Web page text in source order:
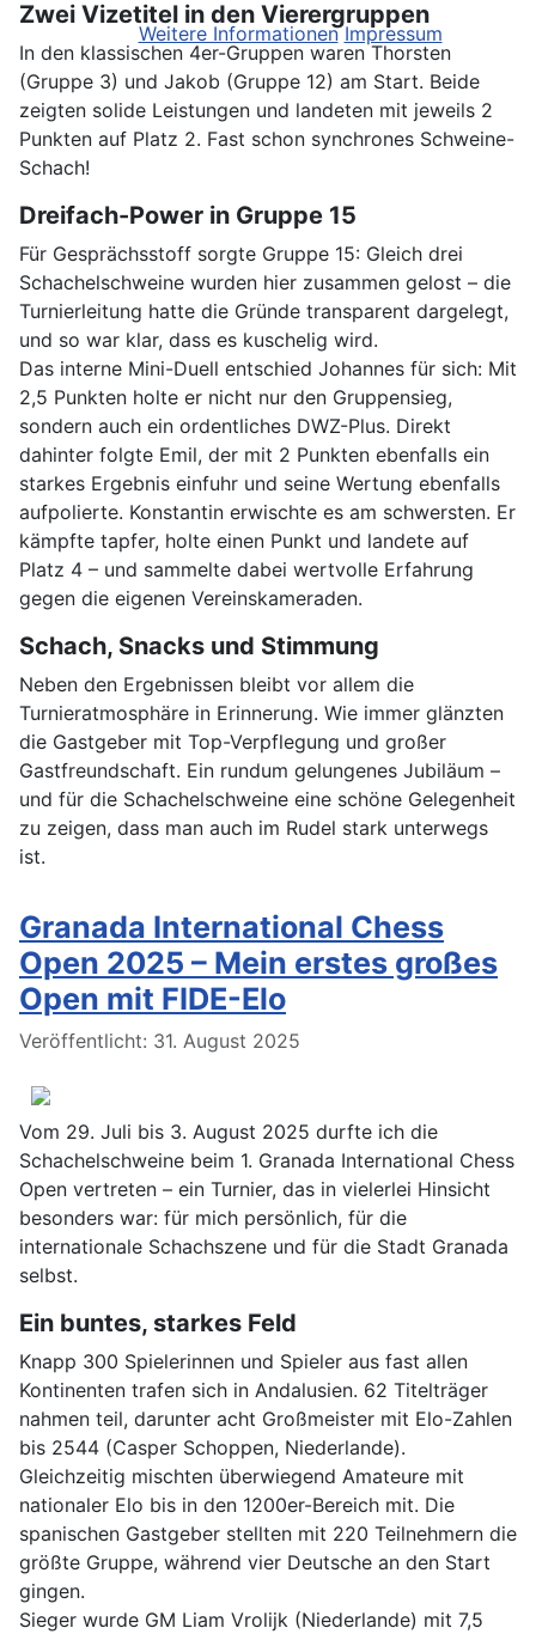
Zwei Vizetitel in den Vierergruppen
In den klassischen 4er-Gruppen waren Thorsten
(Gruppe 3) und Jakob (Gruppe 12) am Start. Beide
zeigten solide Leistungen und landeten mit jeweils 2
Punkten auf Platz 2. Fast schon synchrones Schweine-
Schach!
Dreifach-Power in Gruppe 15
Für Gesprächsstoff sorgte Gruppe 15: Gleich drei
Schachelschweine wurden hier zusammen gelost – die
Turnierleitung hatte die Gründe transparent dargelegt,
und so war klar, dass es kuschelig wird.
Das interne Mini-Duell entschied Johannes für sich: Mit
2,5 Punkten holte er nicht nur den Gruppensieg,
sondern auch ein ordentliches DWZ-Plus. Direkt
dahinter folgte Emil, der mit 2 Punkten ebenfalls ein
starkes Ergebnis einfuhr und seine Wertung ebenfalls
aufpolierte. Konstantin erwischte es am schwersten. Er
kämpfte tapfer, holte einen Punkt und landete auf
Platz 4 – und sammelte dabei wertvolle Erfahrung
gegen die eigenen Vereinskameraden.
Schach, Snacks und Stimmung
Neben den Ergebnissen bleibt vor allem die
Turnieratmosphäre in Erinnerung. Wie immer glänzten
die Gastgeber mit Top-Verpflegung und großer
Gastfreundschaft. Ein rundum gelungenes Jubiläum –
und für die Schachelschweine eine schöne Gelegenheit
zu zeigen, dass man auch im Rudel stark unterwegs
ist.
Granada International Chess
Open 2025 – Mein erstes großes
Open mit FIDE-Elo
Details
Veröffentlicht: 31. August 2025
Vom 29. Juli bis 3. August 2025 durfte ich die
Schachelschweine beim 1. Granada International Chess
Open vertreten – ein Turnier, das in vielerlei Hinsicht
besonders war: für mich persönlich, für die
internationale Schachszene und für die Stadt Granada
selbst.
Ein buntes, starkes Feld
Knapp 300 Spielerinnen und Spieler aus fast allen
Kontinenten trafen sich in Andalusien. 62 Titelträger
nahmen teil, darunter acht Großmeister mit Elo-Zahlen
bis 2544 (Casper Schoppen, Niederlande).
Gleichzeitig mischten überwiegend Amateure mit
nationaler Elo bis in den 1200er-Bereich mit. Die
spanischen Gastgeber stellten mit 220 Teilnehmern die
größte Gruppe, während vier Deutsche an den Start
gingen.
Sieger wurde GM Liam Vrolijk (Niederlande) mit 7,5
Weitere Informationen Impressum